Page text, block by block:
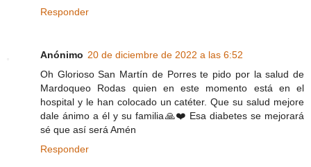
Responder
Anónimo 20 de diciembre de 2022 a las 6:52
Oh Glorioso San Martín de Porres te pido por la salud de
Mardoqueo Rodas quien en este momento está en el
hospital y le han colocado un catéter. Que su salud mejore
dale ánimo a él y su familia🙏❤️ Esa diabetes se mejorará
sé que así será Amén
Responder